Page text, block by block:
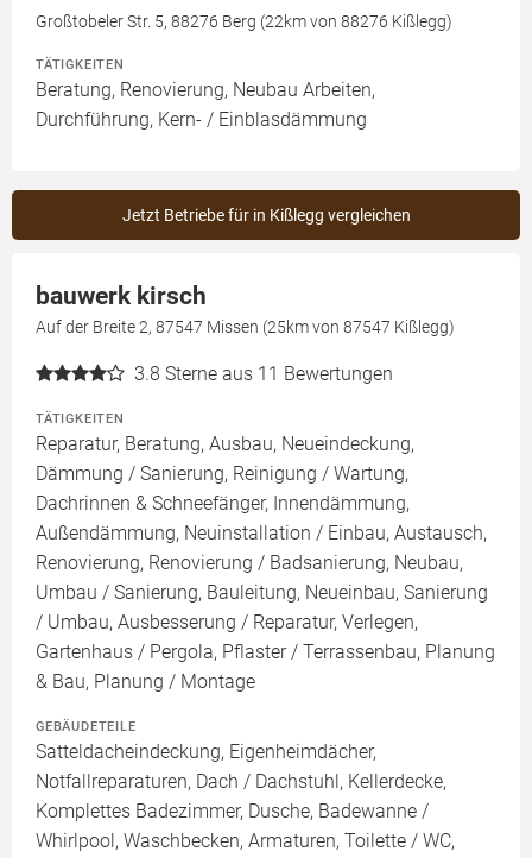
Großtobeler Str. 5, 88276 Berg (22km von 88276 Kißlegg)
TÄTIGKEITEN
Beratung, Renovierung, Neubau Arbeiten,
Durchführung, Kern- / Einblasdämmung
Jetzt Betriebe für in Kißlegg vergleichen
bauwerk kirsch
Auf der Breite 2, 87547 Missen (25km von 87547 Kißlegg)
3.8 Sterne aus 11 Bewertungen
TÄTIGKEITEN
Reparatur, Beratung, Ausbau, Neueindeckung,
Dämmung / Sanierung, Reinigung / Wartung,
Dachrinnen & Schneefänger, Innendämmung,
Außendämmung, Neuinstallation / Einbau, Austausch,
Renovierung, Renovierung / Badsanierung, Neubau,
Umbau / Sanierung, Bauleitung, Neueinbau, Sanierung
/ Umbau, Ausbesserung / Reparatur, Verlegen,
Gartenhaus / Pergola, Pflaster / Terrassenbau, Planung
& Bau, Planung / Montage
GEBÄUDETEILE
Satteldacheindeckung, Eigenheimdächer,
Notfallreparaturen, Dach / Dachstuhl, Kellerdecke,
Komplettes Badezimmer, Dusche, Badewanne /
Whirlpool, Waschbecken, Armaturen, Toilette / WC,